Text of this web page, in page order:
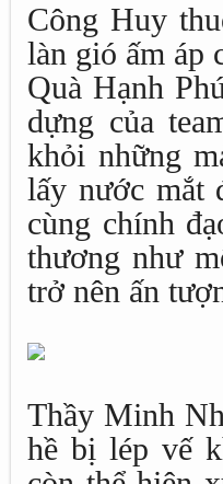
Công Huy
làn gió ấm áp
Quà Hạnh
dựng của
khỏi những
lấy nước mắt
cùng chính
thương như
trở nên ấn
Thầy Minh
hề bị lép vế